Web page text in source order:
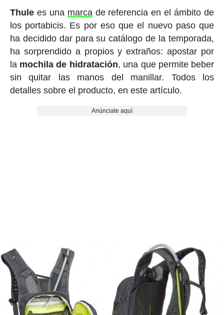
Thulees una marca de referencia en el ámbito de
los portabicis. Es por eso que el nuevo paso que
ha decidido dar para su catálogo de la temporada,
ha sorprendido a propios y extraños: apostar por
la mochila de hidratación, una que permite beber
sin quitar las manos del manillar. Todos los
detalles sobre el producto, en este artículo.
Anúnciate aquí